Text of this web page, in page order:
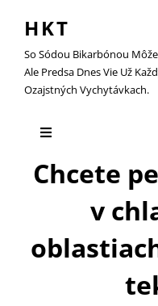
HKT
So Sódou Bikarbónou
Ale Predsa Dnes Vie Už
Ozajstných Vychytávkach.
Chcete
v